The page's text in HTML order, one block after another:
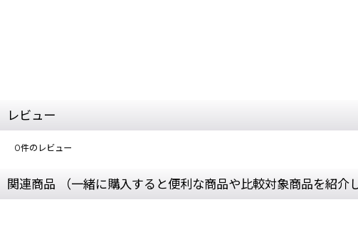
レビュー
0件のレビュー
関連商品 （一緒に購入すると便利な商品や比較対象商品を紹介